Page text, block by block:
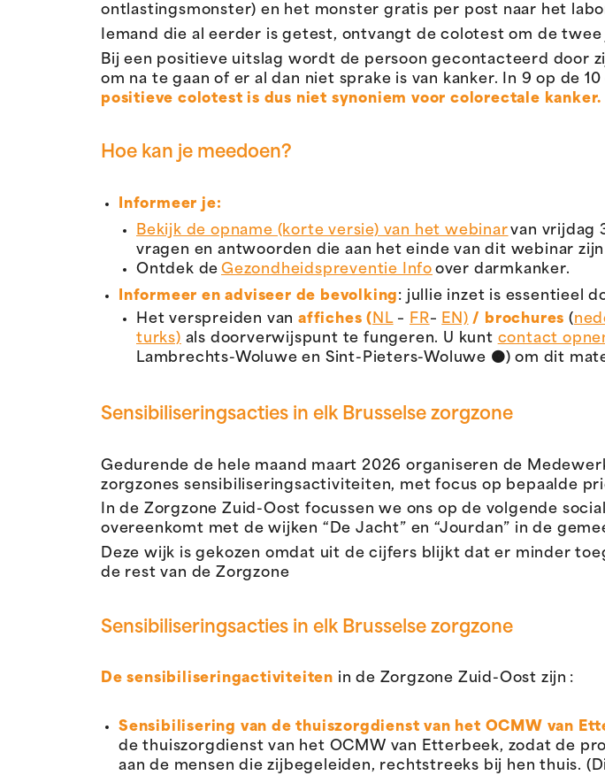
ontlastingsmonster) en het monster gratis per post naar het
Iemand die al eerder is getest, ontvangt de colotest om de
Bij een positieve uitslag wordt de persoon gecontacteerd door
om na te gaan of er al dan niet sprake is van kanker. In 9 op de
positieve colotest is dus niet synoniem voor colorectale kanker.
Hoe kan je meedoen?
Informeer je:
Bekijk de opname (korte versie) van het webinarvan vrijdag
vragen en antwoorden die aan het einde van dit webinar
Ontdek de Gezondheidspreventie Info over darmkanker.
Informeer en adviseer de bevolking: jullie inzet is essentieel
Het verspreiden van affiches (NL– FR– EN) / brochures (
turks) als doorverwijspunt te fungeren. U kunt contact
Lambrechts-Woluwe en Sint-Pieters-Woluwe 🟠) om dit
Sensibiliseringsacties in elk Brusselse zorgzone
Gedurende de hele maand maart 2026 organiseren de
zorgzones sensibiliseringsactiviteiten, met focus op bepaalde
In de Zorgzone Zuid-Oost focussen we ons op de volgende
overeenkomt met de wijken “De Jacht” en “Jourdan” in de
Deze wijk is gekozen omdat uit de cijfers blijkt dat er minder
de rest van de Zorgzone
Sensibiliseringsacties in elk Brusselse zorgzone
De sensibiliseringactiviteiten in de Zorgzone Zuid-Oost zijn :
Sensibilisering van dethuiszorgdienst van het OCMW van
dethuiszorgdienst van het OCMW van Etterbeek, zodat de
aan de mensen diezij begeleiden, rechtstreeks bij henthuis.